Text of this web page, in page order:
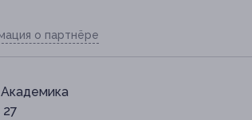
о партнёре
Академика
27